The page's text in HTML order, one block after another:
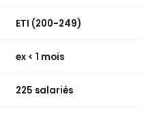
ETI (200-249)
ex < 1 mois
225 salariés